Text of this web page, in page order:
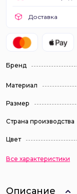
Доставка
Бренд
Материал
Размер
Страна производства
Цвет
Все характеристики
Описание